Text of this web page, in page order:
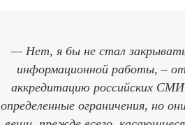
— Нет, я бы не стал
информационной работы, –
аккредитацию российских
определенные ограничения, но